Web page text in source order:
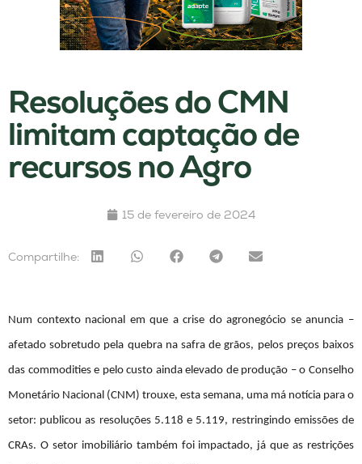
Resoluções do CMN
limitam captação de
recursos no Agro
15 de fevereiro de 2024
Compartilhe:
Num contexto nacional em que a crise do agronegócio se anuncia –
afetado sobretudo pela quebra na safra de grãos, pelos preços baixos
das commodities e pelo custo ainda elevado de produção – o Conselho
Monetário Nacional (CNM) trouxe, esta semana, uma má notícia para o
setor: publicou as resoluções 5.118 e 5.119, restringindo emissões de
CRAs. O setor imobiliário também foi impactado, já que as restrições